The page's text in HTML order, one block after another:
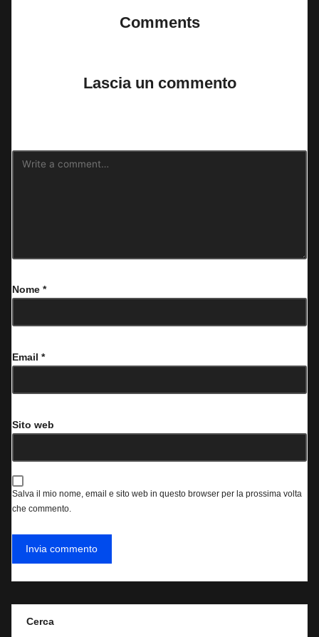
Comments
Lascia un commento
Nome *
Email *
Sito web
Salva il mio nome, email e sito web in questo browser per la prossima volta
che commento.
Cerca